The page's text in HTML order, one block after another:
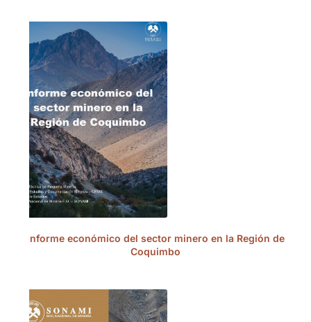
Informe económico del sector minero en la Región de
Coquimbo